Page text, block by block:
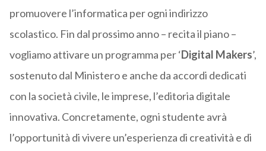
promuovere l’informatica per ogni indirizzo
scolastico. Fin dal prossimo anno – recita il piano –
vogliamo attivare un programma per ‘Digital Makers’,
sostenuto dal Ministero e anche da accordi dedicati
con la società civile, le imprese, l’editoria digitale
innovativa. Concretamente, ogni studente avrà
l’opportunità di vivere un’esperienza di creatività e di